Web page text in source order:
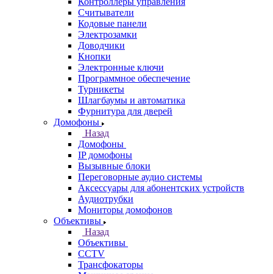
Считыватели
Кодовые панели
Электрозамки
Доводчики
Кнопки
Электронные ключи
Программное обеспечение
Турникеты
Шлагбаумы и автоматика
Фурнитура для дверей
Домофоны
Назад
Домофоны
IP домофоны
Вызывные блоки
Переговорные аудио системы
Аксессуары для абонентских устройств
Аудиотрубки
Мониторы домофонов
Объективы
Назад
Объективы
CCTV
Трансфокаторы